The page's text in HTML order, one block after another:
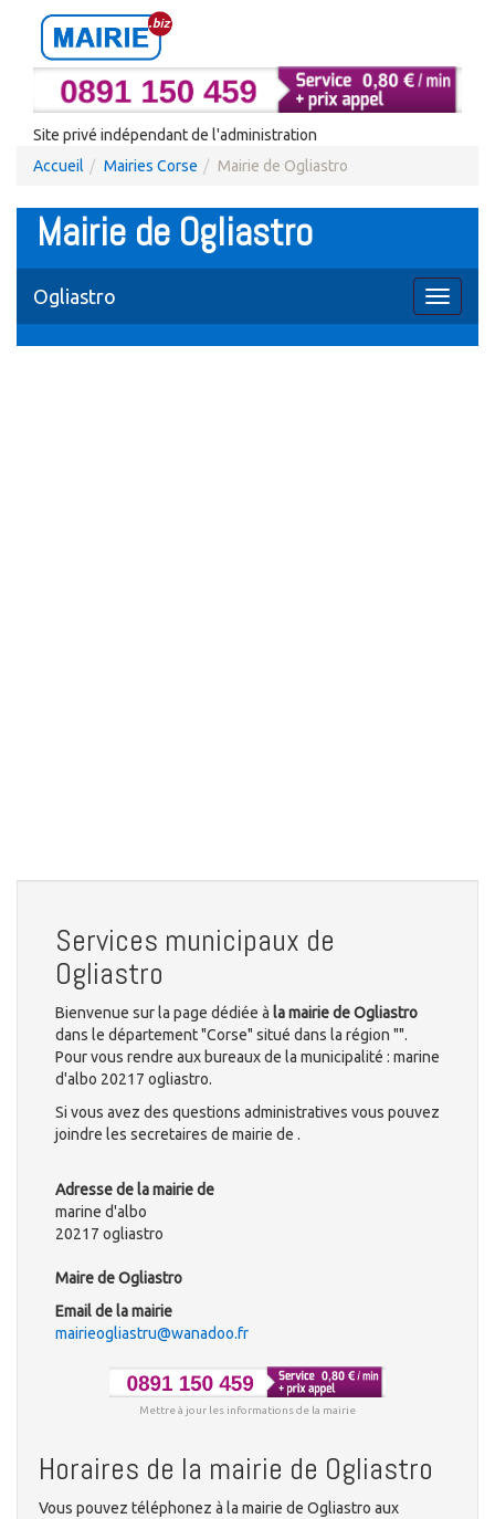
Site privé indépendant de l'administration
Accueil
Mairies Corse Mairie de Ogliastro
Mairie de Ogliastro
Toggle
Ogliastro
Services municipaux de
Ogliastro
Bienvenue sur la page dédiée à la mairie de Ogliastro
dans le département "Corse" situé dans la région "".
Pour vous rendre aux bureaux de la municipalité : marine
d'albo 20217 ogliastro.
Si vous avez des questions administratives vous pouvez
joindre les secretaires de mairie de .
Adresse de la mairie de
marine d'albo
20217 ogliastro
Maire de Ogliastro
Email de la mairie
mairieogliastru@wanadoo.fr
Mettre à jour les informations de la mairie
Horaires de la mairie de Ogliastro
Vous pouvez téléphonez à la mairie de Ogliastro aux